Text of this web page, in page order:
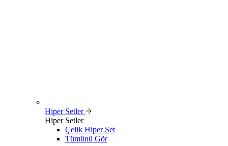
Hiper Setler
Hiper Setler
Çelik Hiper Set
Tümünü Gör